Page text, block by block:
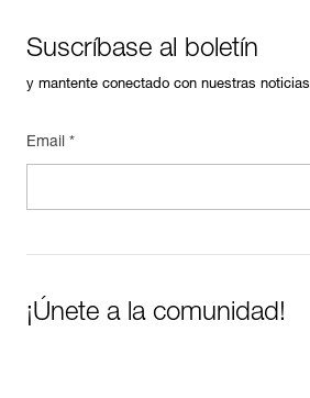
Suscríbase al boletín
y mantente conectado con nuestras noticias
Email *
¡Únete a la comunidad!